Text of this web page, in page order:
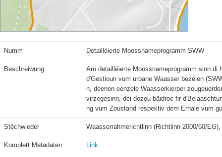
Numm Detailléierte Moossnameprogramm SWW
Beschreiwung
Am detailléierte Moossnameprogramm sinn di
d'Gestioun vum urbane Waasser bezéien
n, deenen eenzele Waasserkierper
virzegesinn, déi dozou bäidroe fir
ng vum Zoustand respektiv dem Erhale vum
Stëchwieder Waasserrahmerichtlinn (Richtlinn 2000/60/
Komplett Metadaten Link